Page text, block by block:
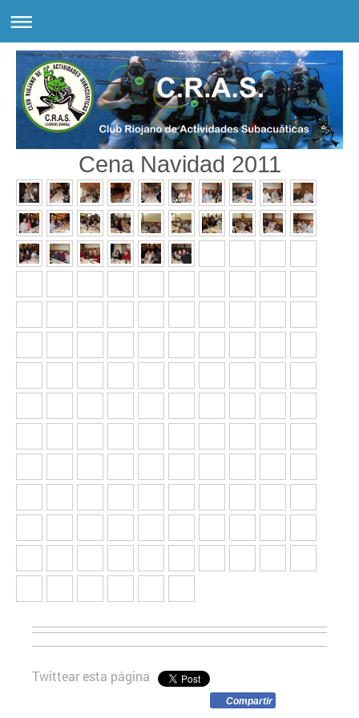
Cena Navidad 2011
Twittear esta página
Compartir